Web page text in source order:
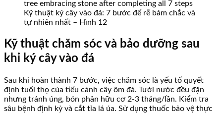
Kỹ thuật ký cây vào đá: 7 bước để rễ bám chắc và
tự nhiên nhất – Hình 12
Kỹ thuật chăm sóc và bảo dưỡng sau
khi ký cây vào đá
Sau khi hoàn thành 7 bước, việc chăm sóc là yếu tố quyết
định tuổi thọ của tiểu cảnh cây ôm đá. Tưới nước đều đặn
nhưng tránh úng, bón phân hữu cơ 2-3 tháng/lần. Kiểm tra
sâu bệnh định kỳ và cắt tỉa lá úa. Sử dụng thuốc bảo vệ thực